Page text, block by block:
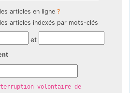
articles en ligne ?
articles indexés par mots-clés
et
volontaire de